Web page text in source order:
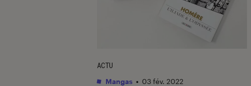
ACTU
Mangas • 03 fév. 2022